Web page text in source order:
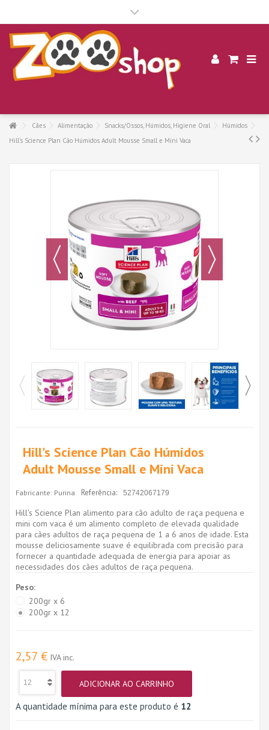
Cães Alimentação Snacks/Ossos, Húmidos, Higiene Oral
Húmidos
Hill's Science Plan Cão Húmidos Adult Mousse Small e Mini Vaca
Hill's Science Plan Cão Húmidos
Adult Mousse Small e Mini Vaca
Fabricante: Purina Referência: 52742067179
Hill's Science Plan alimento para cão adulto de raça pequena e
mini com vaca é um alimento completo de elevada qualidade
para cães adultos de raça pequena de 1 a 6 anos de idade. Esta
mousse deliciosamente suave é equilibrada com precisão para
fornecer a quantidade adequada de energia para apoiar as
necessidades dos cães adultos de raça pequena.
Peso:
200gr x 6
200gr x 12
2,57 € IVA inc.
ADICIONAR AO CARRINHO
A quantidade mínima para este produto é 12